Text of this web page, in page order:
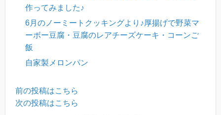
作ってみました♪
6月のノーミートクッキングより♪厚揚げで野菜マ
ーボー豆腐・豆腐のレアチーズケーキ・コーンご
飯
自家製メロンパン
前の投稿はこちら
次の投稿はこちら